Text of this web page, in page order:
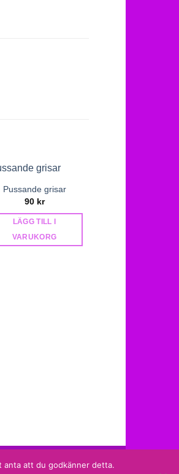
Pussande grisar
90 kr
LÄGG TILL I
VARUKORG
Shade Solutions AB
anta att du godkänner detta.